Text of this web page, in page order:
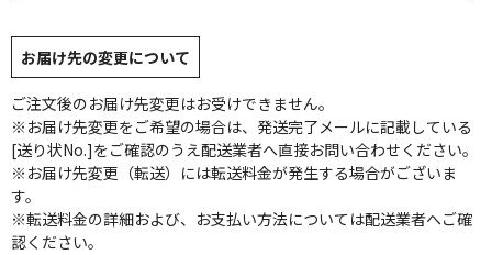
お届け先の変更について
ご注文後のお届け先変更はお受けできません。
※お届け先変更をご希望の場合は、発送完了メールに記載している
[送り状No.]をご確認のうえ配送業者へ直接お問い合わせください。
※お届け先変更（転送）には転送料金が発生する場合がございま
す。
※転送料金の詳細および、お支払い方法については配送業者へご確
認ください。